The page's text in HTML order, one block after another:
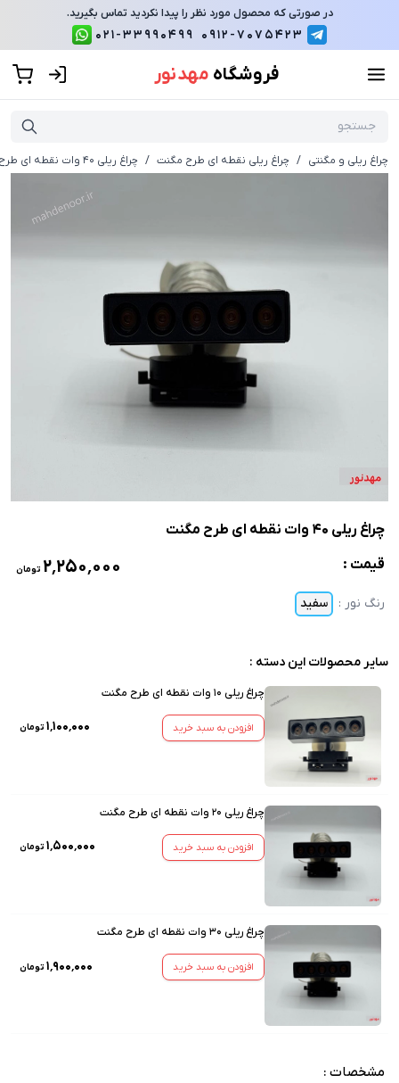
در صورتی که محصول مورد نظر را پیدا نکردید تماس بگیرید.
0912-7075423
021-33990499
فروشگاه مهد نور
چراغ ریلی و مگنتی / چراغ ریلی نقطه ای طرح مگنت / چراغ ریلی 40 وات نقطه ای طرح مگنت
چراغ ریلی 40 وات نقطه ای طرح مگنت
قیمت :
۲٬۲۵۰٬۰۰۰ تومان
رنگ نور : سفید
سایر محصولات این دسته :
چراغ ریلی 10 وات نقطه ای طرح مگنت
افزودن به سبد خرید ۱٬۱۰۰٬۰۰۰ تومان
چراغ ریلی 20 وات نقطه ای طرح مگنت
افزودن به سبد خرید ۱٬۵۰۰٬۰۰۰ تومان
چراغ ریلی 30 وات نقطه ای طرح مگنت
افزودن به سبد خرید ۱٬۹۰۰٬۰۰۰ تومان
مشخصات :